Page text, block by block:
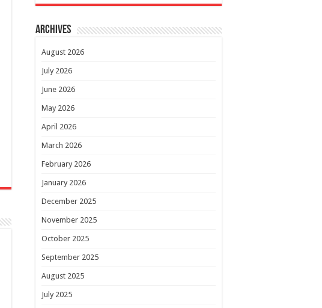
Archives
August 2026
July 2026
June 2026
May 2026
April 2026
March 2026
February 2026
January 2026
December 2025
November 2025
October 2025
September 2025
August 2025
July 2025